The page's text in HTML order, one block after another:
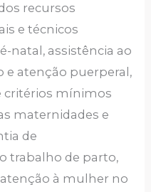
recursos
e técnicos
natal, assistência ao
e atenção puerperal,
critérios mínimos
maternidades e
de
trabalho de parto,
à mulher no